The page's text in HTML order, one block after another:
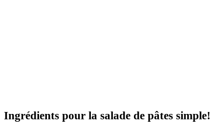
Ingrédients pour la salade de pâtes simple!